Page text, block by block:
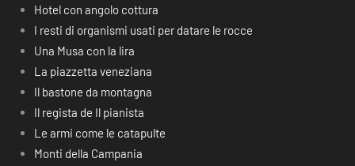
Hotel con angolo cottura
I resti di organismi usati per datare le rocce
Una Musa con la lira
La piazzetta veneziana
Il bastone da montagna
Il regista de Il pianista
Le armi come le catapulte
Monti della Campania